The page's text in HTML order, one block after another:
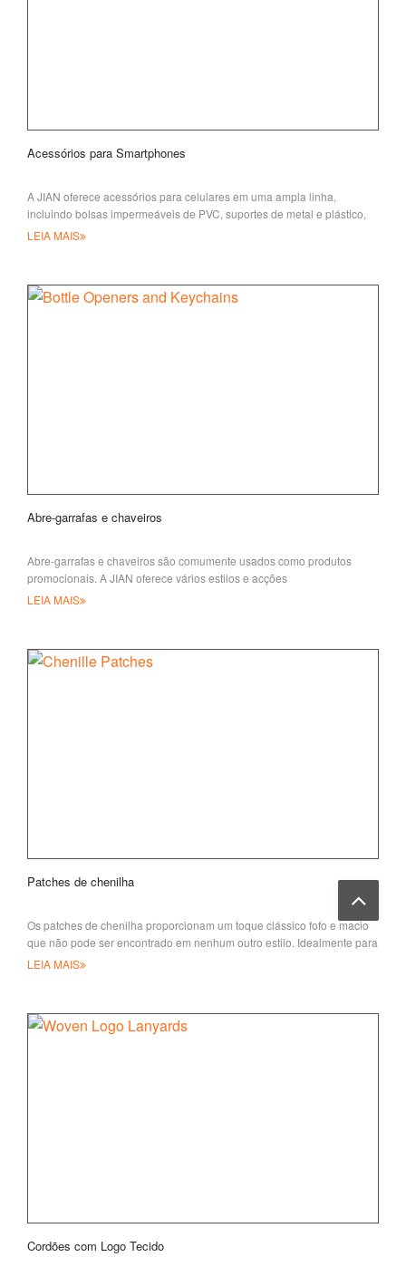
Acessórios para Smartphones
A JIAN oferece acessórios para celulares em uma ampla linha,
incluindo bolsas impermeáveis de PVC, suportes de metal e plástico,
pho móvel
LEIA MAIS
Abre-garrafas e chaveiros
Abre-garrafas e chaveiros são comumente usados como produtos
promocionais. A JIAN oferece vários estilos e acções
LEIA MAIS
Patches de chenilha
Os patches de chenilha proporcionam um toque clássico fofo e macio
que não pode ser encontrado em nenhum outro estilo. Idealmente para
decorar f
LEIA MAIS
Cordões com Logo Tecido